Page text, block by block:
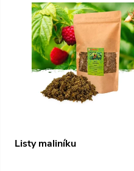
Listy maliníku